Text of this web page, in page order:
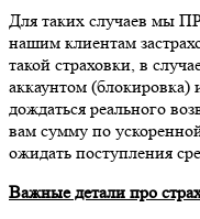
Для таких случаев мы
нашим клиентам
такой страховки, в
аккаунтом (блокировка)
дождаться реального
вам сумму по
ожидать поступления
Важные детали про